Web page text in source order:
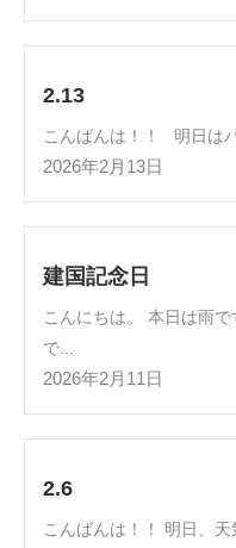
2.13
こんばんは！！ 明日は
2026年2月13日
建国記念日
こんにちは。 本日は雨
で...
2026年2月11日
2.6
こんばんは！！ 明日、